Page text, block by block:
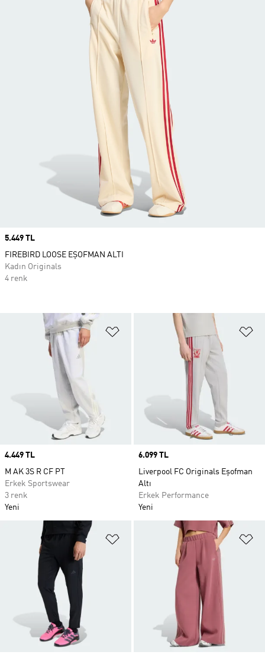
Favori Listesine Ekle
Price
4.449 TL
M AK 3S R CF PT
Erkek Sportswear
3 renk
Yeni
Price
6.099 TL
Liverpool FC Originals Eşofman
Altı
Erkek Performance
Yeni
Favori Listesine Ekle
Price
5.449 TL
FIREBIRD LOOSE EŞOFMAN ALTI
Kadın Originals
4 renk